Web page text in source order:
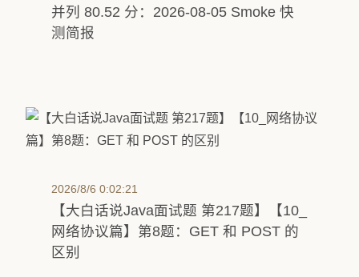
并列 80.52 分：2026-08-05 Smoke 快
测简报
2026/8/6 0:02:21
【大白话说Java面试题 第217题】【10_
网络协议篇】第8题：GET 和 POST 的
区别